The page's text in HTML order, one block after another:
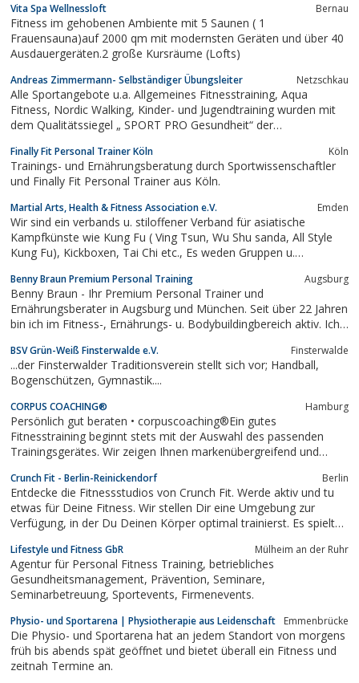
Vita Spa Wellnessloft Bernau
Fitness im gehobenen Ambiente mit 5 Saunen ( 1
Frauensauna)auf 2000 qm mit modernsten Geräten und über 40
Ausdauergeräten.2 große Kursräume (Lofts)
Andreas Zimmermann- Selbständiger Übungsleiter Netzschkau
Alle Sportangebote u.a. Allgemeines Fitnesstraining, Aqua
Fitness, Nordic Walking, Kinder- und Jugendtraining wurden mit
dem Qualitätssiegel „ SPORT PRO Gesundheit“ der
Bund mehrfach ausgezeichnet, von den Krankenkassen mit der
Kostenerstattung nach § 20 SGB V anerkannt...
Finally Fit Personal Trainer Köln Köln
Trainings- und Ernährungsberatung durch Sportwissenschaftler
und Finally Fit Personal Trainer aus Köln.
Martial Arts, Health & Fitness Association e.V. Emden
Wir sind ein verbands u. stiloffener Verband für asiatische
Kampfkünste wie Kung Fu ( Ving Tsun, Wu Shu sanda, All Style
Kung Fu), Kickboxen, Tai Chi etc., Es weden Gruppen u.
angeboten, Prüfungen für alle Schüler u. Dangrade sowie
Einstufungen möglich.
Benny Braun Premium Personal Training Augsburg
Benny Braun - Ihr Premium Personal Trainer und
Ernährungsberater in Augsburg und München. Seit über 22 Jahren
bin ich im Fitness-, Ernährungs- u. Bodybuildingbereich aktiv. Ich
Selfmademan. Genau hier kommt Ihnen mein bewährtes und
eigens entwickeltes Programm...
BSV Grün-Weiß Finsterwalde e.V. Finsterwalde
...der Finsterwalder Traditionsverein stellt sich vor; Handball,
Bogenschützen, Gymnastik....
CORPUS COACHING® Hamburg
Persönlich gut beraten • corpuscoaching®Ein gutes
Fitnesstraining beginnt stets mit der Auswahl des passenden
Trainingsgerätes. Wir zeigen Ihnen markenübergreifend und
Ergometer oder Crosstrainer und Kraftstation - das passende
Trainingsgerät für Sie ist. In...
Crunch Fit - Berlin-Reinickendorf Berlin
Entdecke die Fitnessstudios von Crunch Fit. Werde aktiv und tu
etwas für Deine Fitness. Wir stellen Dir eine Umgebung zur
Verfügung, in der Du Deinen Körper optimal trainierst. Es spielt
aufbauen möchtest. Dank unserer hochwertigen Ausstattung mit
modernsten...
Lifestyle und Fitness GbR Mülheim an der Ruhr
Agentur für Personal Fitness Training, betriebliches
Gesundheitsmanagement, Prävention, Seminare,
Seminarbetreuung, Sportevents, Firmenevents.
Physio- und Sportarena | Physiotherapie aus Leidenschaft Emmenbrücke
Die Physio- und Sportarena hat an jedem Standort von morgens
früh bis abends spät geöffnet und bietet überall ein Fitness und
zeitnah Termine an.